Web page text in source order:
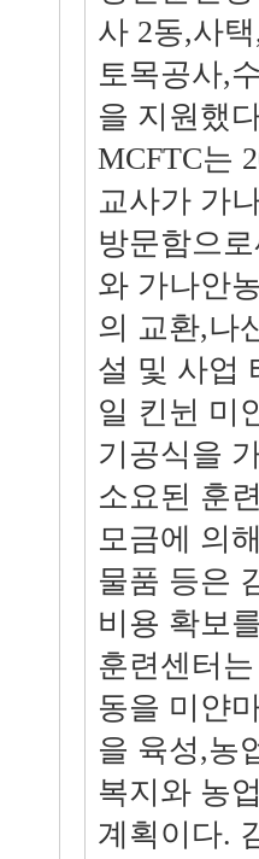
사 2동,사
토목공사,
을 지원했
MCFTC는
교사가 가
방문함으
와 가나안
의 교환,나
설 및 사업
일 킨뉜 미
기공식을
소요된 훈
모금에 의
물품 등은
비용 확보
훈련센터
동을 미얀
을 육성,농
복지와 농
계획이다.